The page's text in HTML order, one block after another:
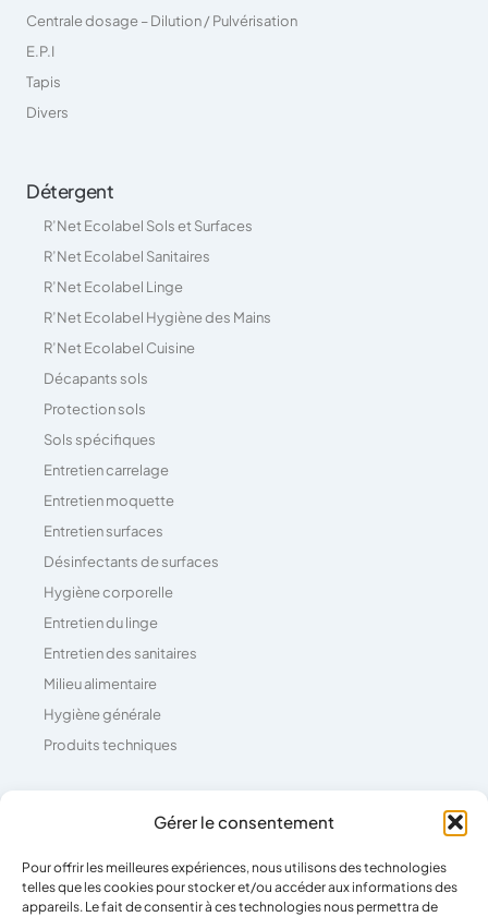
Gérer le consentement
Pour offrir les meilleures expériences, nous utilisons des technologies
telles que les cookies pour stocker et/ou accéder aux informations des
appareils. Le fait de consentir à ces technologies nous permettra de
04 73 26 81 71
39 Rue Pierre Boulanger,
Centrale dosage – Dilution / Pulvérisation
E.P.I
Tapis
Divers
Détergent
R’Net Ecolabel Sols et Surfaces
R’Net Ecolabel Sanitaires
R’Net Ecolabel Linge
R’Net Ecolabel Hygiène des Mains
R’Net Ecolabel Cuisine
Décapants sols
Protection sols
Sols spécifiques
Entretien carrelage
Entretien moquette
Entretien surfaces
Désinfectants de surfaces
Hygiène corporelle
Entretien du linge
Entretien des sanitaires
Milieu alimentaire
Hygiène générale
Produits techniques